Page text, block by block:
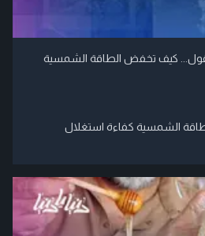
كيف تخفض الطاقة الشمسية
الشمسية كفاءة استغلال